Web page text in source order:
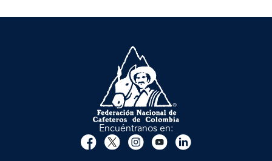
Encuéntranos en: